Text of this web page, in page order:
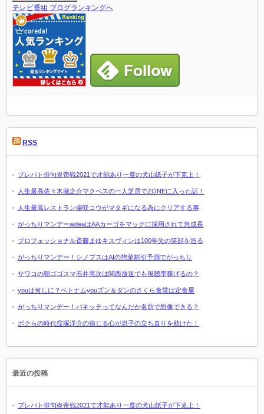
テレビ番組 ブログランキングへ
RSS
プレバト俳句炎帝戦2021で才能あり一度の犬山紙子が下克上！
人生最高佐々木蔵之介マクベスの一人芝居でZONEに入った話！
人生最高レストラン柴咲コウがマタギになる為にクリアする事
がっちりマンデーaideaはAAカーゴをマックに採用されて急成長
プロフェッショナル斎藤まゆキスヴィンは100年先の笑顔を造る
がっちりマンデー！シノプスはAIの惣菜割引予測でがっちり
サワコの朝ゴゴスマ石井亮次は関西放送でも視聴率稼げるの？
youは何しに？ベトナムyouズン＆ダンのさくら食堂は定食屋
がっちりマンデー！パキッテってなんだか名前で想像できる？
ボクらの時代窪塚洋介の信じる心が息子の立ち直りを助けた！
最近の投稿
プレバト俳句炎帝戦2021で才能あり一度の犬山紙子が下克上！